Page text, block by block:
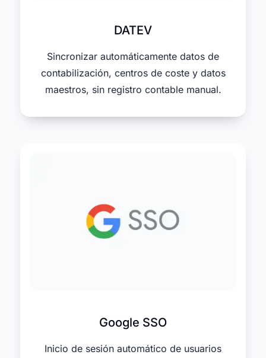
DATEV
Sincronizar automáticamente datos de
contabilización, centros de coste y datos
maestros, sin registro contable manual.
Google SSO
Inicio de sesión automático de usuarios